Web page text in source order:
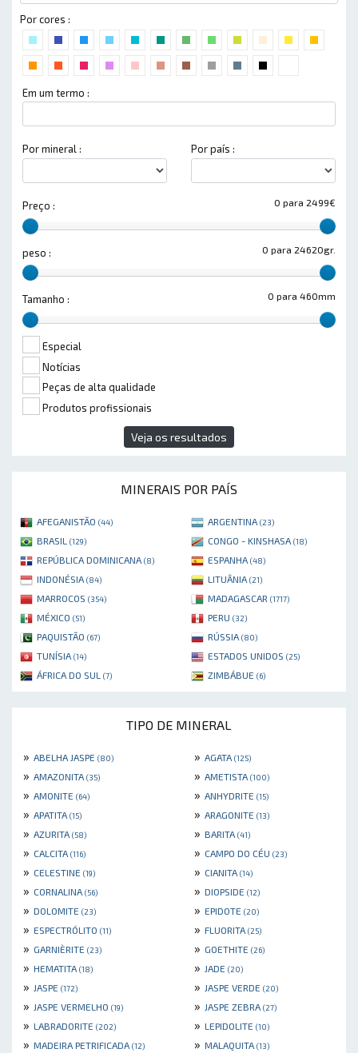
Por cores :
Em um termo :
Por mineral : Por país :
0 para 2499€
Preço :
0 para 24620gr.
peso :
0 para 460mm
Tamanho :
Especial
Notícias
Peças de alta qualidade
Produtos profissionais
Veja os resultados
MINERAIS POR PAÍS
AFEGANISTÃO (44) ARGENTINA (23)
BRASIL (129) CONGO - KINSHASA (18)
REPÚBLICA DOMINICANA (8) ESPANHA (48)
INDONÉSIA (84) LITUÂNIA (21)
MARROCOS (354) MADAGASCAR (1717)
MÉXICO (51) PERU (32)
PAQUISTÃO (67) RÚSSIA (80)
TUNÍSIA (14) ESTADOS UNIDOS (25)
ÁFRICA DO SUL (7) ZIMBÁBUE (6)
TIPO DE MINERAL
» ABELHA JASPE (80) » AGATA (125)
» AMAZONITA (35) » AMETISTA (100)
» AMONITE (64) » ANHYDRITE (15)
» APATITA (15) » ARAGONITE (13)
» AZURITA (58) » BARITA (41)
» CALCITA (116) » CAMPO DO CÉU (23)
» CELESTINE (19) » CIANITA (14)
» CORNALINA (56) » DIOPSIDE (12)
» DOLOMITE (23) » EPIDOTE (20)
» ESPECTRÓLITO (11) » FLUORITA (25)
» GARNIÈRITE (23) » GOETHITE (26)
» HEMATITA (18) » JADE (20)
» JASPE (172) » JASPE VERDE (20)
» JASPE VERMELHO (19) » JASPE ZEBRA (27)
» LABRADORITE (202) » LEPIDOLITE (10)
» MADEIRA PETRIFICADA (12) » MALAQUITA (13)